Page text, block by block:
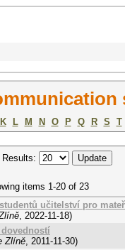
K L M N O P Q R S T
Results:
items 1-20 of 23
učitelství pro
, 2022-11-18)
Zlíně, 2011-11-30)